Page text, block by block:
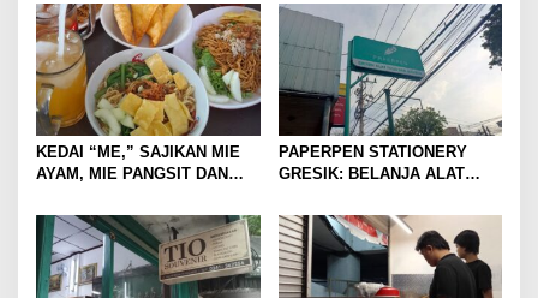
KEDAI “ME,” SAJIKAN MIE
AYAM, MIE PANGSIT DAN
SAJA
PAPERPEN STATIONERY
GRESIK: BELANJA ALAT